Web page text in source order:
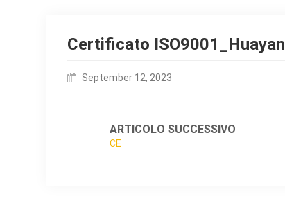
Certificato ISO9001_Huayan
September 12, 2023
ARTICOLO SUCCESSIVO
CE